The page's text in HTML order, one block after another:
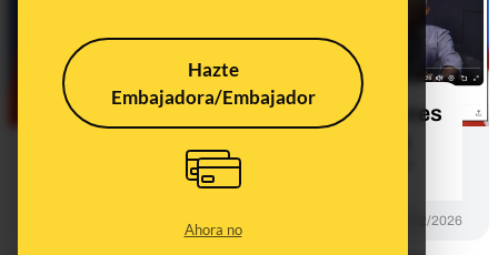
Hazte
Embajadora/Embajador
Ahora no
Qué sabemos sobre las declaraciones
que los extraterrestres "son reales"
16/02/2026